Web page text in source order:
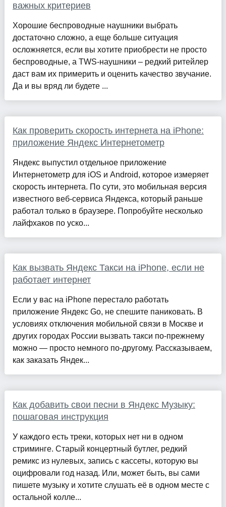
важных критериев
Хорошие беспроводные наушники выбрать
достаточно сложно, а еще больше ситуация
осложняется, если вы хотите приобрести не просто
беспроводные, а TWS-наушники – редкий ритейлер
даст вам их примерить и оценить качество звучание.
Да и вы вряд ли будете ...
Как проверить скорость интернета на iPhone:
приложение Яндекс Интернетометр
Яндекс выпустил отдельное приложение
Интернетометр для iOS и Android, которое измеряет
скорость интернета. По сути, это мобильная версия
известного веб-сервиса Яндекса, который раньше
работал только в браузере. Попробуйте несколько
лайфхаков по уско...
Как вызвать Яндекс Такси на iPhone, если не
работает интернет
Если у вас на iPhone перестало работать
приложение Яндекс Go, не спешите паниковать. В
условиях отключения мобильной связи в Москве и
других городах России вызвать такси по-прежнему
можно — просто немного по-другому. Рассказываем,
как заказать Яндек...
Как добавить свои песни в Яндекс Музыку:
пошаговая инструкция
У каждого есть треки, которых нет ни в одном
стриминге. Старый концертный бутлег, редкий
ремикс из нулевых, запись с кассеты, которую вы
оцифровали год назад. Или, может быть, вы сами
пишете музыку и хотите слушать её в одном месте с
остальной колле...